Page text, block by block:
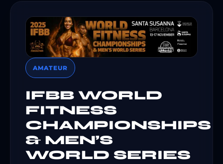
AMATEUR
IFBB WORLD
FITNESS
CHAMPIONSHIPS
& MEN’S
WORLD SERIES